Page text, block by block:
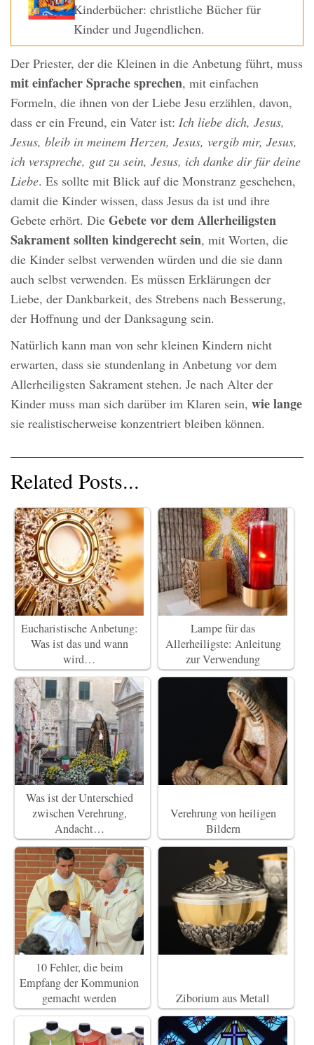
Kinderbücher: christliche Bücher für
Kinder und Jugendlichen.
Der Priester, der die Kleinen in die Anbetung führt, muss
mit einfacher Sprache sprechen, mit einfachen
Formeln, die ihnen von der Liebe Jesu erzählen, davon,
dass er ein Freund, ein Vater ist: Ich liebe dich, Jesus,
Jesus, bleib in meinem Herzen, Jesus, vergib mir, Jesus,
ich verspreche, gut zu sein, Jesus, ich danke dir für deine
Liebe. Es sollte mit Blick auf die Monstranz geschehen,
damit die Kinder wissen, dass Jesus da ist und ihre
Gebete erhört. Die Gebete vor dem Allerheiligsten
Sakrament sollten kindgerecht sein, mit Worten, die
die Kinder selbst verwenden würden und die sie dann
auch selbst verwenden. Es müssen Erklärungen der
Liebe, der Dankbarkeit, des Strebens nach Besserung,
der Hoffnung und der Danksagung sein.
Natürlich kann man von sehr kleinen Kindern nicht
erwarten, dass sie stundenlang in Anbetung vor dem
Allerheiligsten Sakrament stehen. Je nach Alter der
Kinder muss man sich darüber im Klaren sein, wie lange
sie realistischerweise konzentriert bleiben können.
Related Posts...
Eucharistische Anbetung:
Was ist das und wann
wird…
Lampe für das
Allerheiligste: Anleitung
zur Verwendung
Was ist der Unterschied
zwischen Verehrung,
Andacht…
Verehrung von heiligen
Bildern
10 Fehler, die beim
Empfang der Kommunion
gemacht werden
Ziborium aus Metall